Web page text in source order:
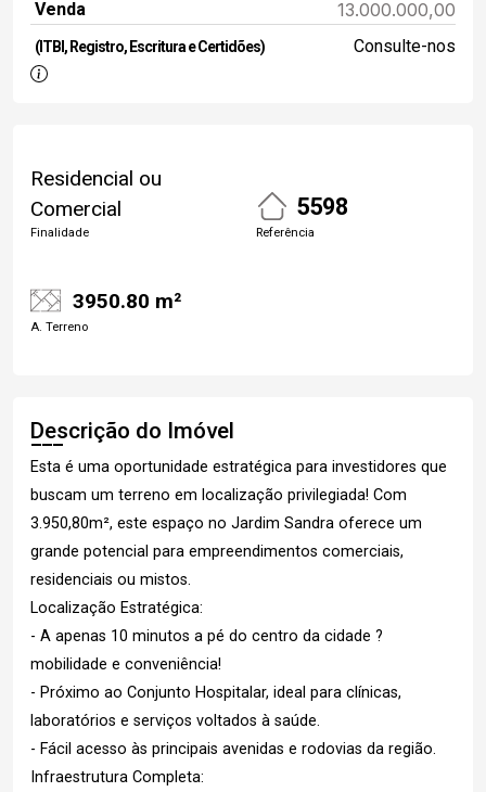
Venda 13.000.000,00
(ITBI, Registro, Escritura e Certidões) Consulte-nos
Residencial ou
Comercial
Finalidade
5598
Referência
3950.80 m²
A. Terreno
Descrição do Imóvel
Esta é uma oportunidade estratégica para investidores que
buscam um terreno em localização privilegiada! Com
3.950,80m², este espaço no Jardim Sandra oferece um
grande potencial para empreendimentos comerciais,
residenciais ou mistos.
Localização Estratégica:
- A apenas 10 minutos a pé do centro da cidade ?
mobilidade e conveniência!
- Próximo ao Conjunto Hospitalar, ideal para clínicas,
laboratórios e serviços voltados à saúde.
- Fácil acesso às principais avenidas e rodovias da região.
Infraestrutura Completa: